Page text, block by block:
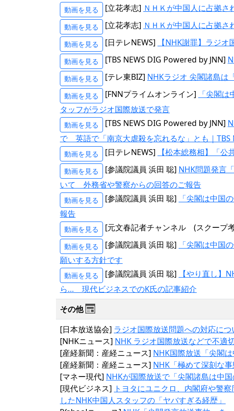
動画を見る [立花孝志] ＮＨＫが中国人に占拠
動画を見る [立花孝志] ＮＨＫが中国人に占拠
動画を見る [日テレNEWS] 【NHK謝罪】ラジ
動画を見る [TBS NEWS DIG Powered by JNN]
動画を見る [テレ東BIZ] NHKラジオ 尖閣諸島は
動画を見る [FNNプライムオンライン]
「尖閣
タッフがラジオ国際放送で発言
動画を見る [TBS NEWS DIG Powered by JNN]
で 英語で「南京大虐殺を忘れるな」とも｜TBS
動画を見る [日テレNEWS] 【松本総務相】「
動画を見る [参議院議員 浜田 聡] NHK問題発言
いて 外務省や警察からの回答のご報告
動画を見る [参議院議員 浜田 聡]
「尖閣は中
報告
動画を見る [元文春記者チャンネル (スクープ
動画を見る [参議院議員 浜田 聡]
「尖閣は中国
願いする方針です
動画を見る [参議院議員 浜田 聡]
【やり直し】
ら… 現代ビジネスでのK氏の記事紹介
その他
[日本放送協会] ラジオ国際放送問題への対応につ
[NHKニュース] NHK ラジオ国際放送などで不適
[産経新聞：産経ニュース] NHK国際放送「尖閣
[産経新聞：産経ニュース] NHK「極めて深刻な
[マネー現代] NHKが国際放送で「尖閣諸島は中
[現代ビジネス] トヨタにユニクロ、内閣府や警
したNHK中国人スタッフの「ヤバすぎる経歴」